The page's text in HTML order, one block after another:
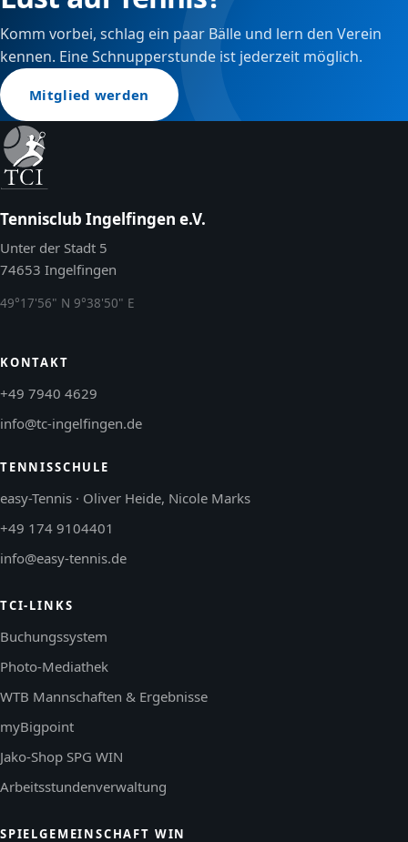
Komm vorbei, schlag ein paar Bälle und lern den Verein
kennen. Eine Schnupperstunde ist jederzeit möglich.
Mitglied werden
Tennisclub Ingelfingen e.V.
Unter der Stadt 5
74653 Ingelfingen
49°17'56" N 9°38'50" E
KONTAKT
+49 7940 4629
info@tc-ingelfingen.de
TENNISSCHULE
easy-Tennis · Oliver Heide, Nicole Marks
+49 174 9104401
info@easy-tennis.de
TCI-LINKS
Buchungssystem
Photo-Mediathek
WTB Mannschaften & Ergebnisse
myBigpoint
Jako-Shop SPG WIN
Arbeitsstundenverwaltung
SPIELGEMEINSCHAFT WIN